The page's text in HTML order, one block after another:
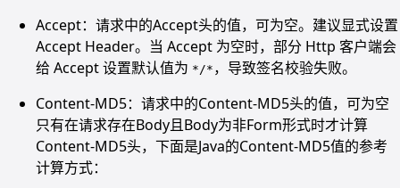
Accept：请求中的Accept头的值，可为空。建议显式设置
Accept Header。当 Accept 为空时，部分 Http 客户端会
给 Accept 设置默认值为 */* ，导致签名校验失败。
Content-MD5：请求中的Content-MD5头的值，可为空
只有在请求存在Body且Body为非Form形式时才计算
Content-MD5头，下面是Java的Content-MD5值的参考
计算方式：